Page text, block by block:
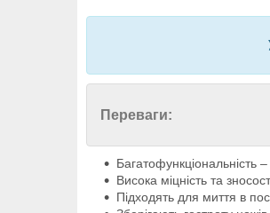
Переваги:
Багатофункціональність
Висока міцність та
Підходять для миття в